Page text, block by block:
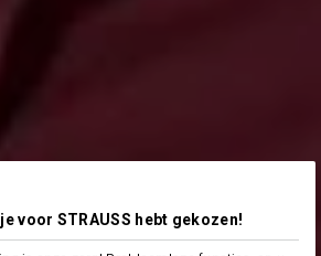
voor STRAUSS hebt gekozen!